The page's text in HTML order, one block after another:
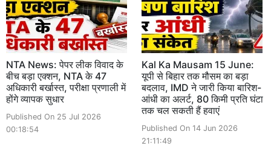
NTA News: पेपर लीक विवाद के
बीच बड़ा एक्शन, NTA के 47
अधिकारी बर्खास्त, परीक्षा प्रणाली में
होंगे व्यापक सुधार
Published On 25 Jul 2026
00:18:54
Kal Ka Mausam 15 June:
यूपी से बिहार तक मौसम का बड़ा
बदलाव, IMD ने जारी किया बारिश-
आंधी का अलर्ट, 80 किमी प्रति घंटा
तक चल सकती हैं हवाएं
Published On 14 Jun 2026
21:11:49